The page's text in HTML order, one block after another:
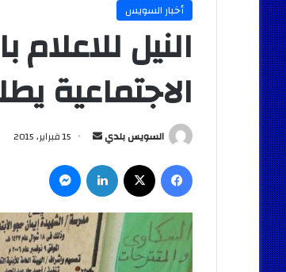
أخبار السويس
النيل
الاجتماعية
السويس بلدي
أرسل
إلكترونيا
15 فبراير، 2015
فيسبوك لينكدإن